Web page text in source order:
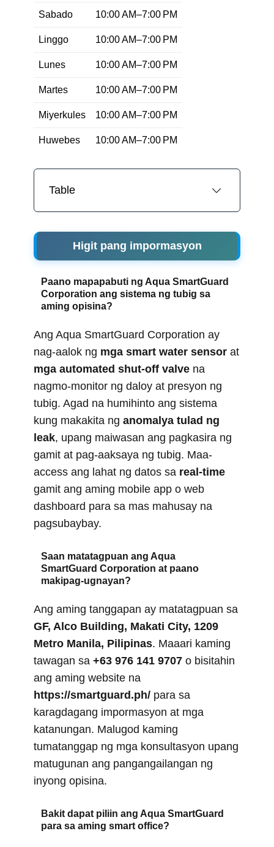
Sabado 10:00 AM–7:00 PM
Linggo 10:00 AM–7:00 PM
Lunes 10:00 AM–7:00 PM
Martes 10:00 AM–7:00 PM
Miyerkules 10:00 AM–7:00 PM
Huwebes 10:00 AM–7:00 PM
Table
Higit pang impormasyon
Paano mapapabuti ng Aqua SmartGuard
Corporation ang sistema ng tubig sa
aming opisina?
Ang Aqua SmartGuard Corporation ay
nag-aalok ng mga smart water sensor at
mga automated shut-off valve na
nagmo-monitor ng daloy at presyon ng
tubig. Agad na humihinto ang sistema
kung makakita ng anomalya tulad ng
leak, upang maiwasan ang pagkasira ng
gamit at pag-aaksaya ng tubig. Maa-
access ang lahat ng datos sa real-time
gamit ang aming mobile app o web
dashboard para sa mas mahusay na
pagsubaybay.
Saan matatagpuan ang Aqua
SmartGuard Corporation at paano
makipag-ugnayan?
Ang aming tanggapan ay matatagpuan sa
GF, Alco Building, Makati City, 1209
Metro Manila, Pilipinas. Maaari kaming
tawagan sa +63 976 141 9707 o bisitahin
ang aming website na
https://smartguard.ph/ para sa
karagdagang impormasyon at mga
katanungan. Malugod kaming
tumatanggap ng mga konsultasyon upang
matugunan ang pangangailangan ng
inyong opisina.
Bakit dapat piliin ang Aqua SmartGuard
para sa aming smart office?